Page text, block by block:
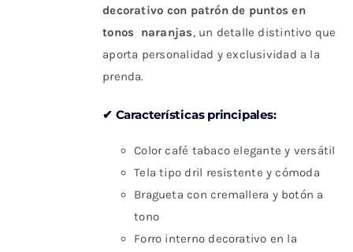
decorativo con patrón de puntos en
tonos naranjas, un detalle distintivo que
aporta personalidad y exclusividad a la
prenda.
✔ Características principales:
Color café tabaco elegante y versátil
Tela tipo dril resistente y cómoda
Bragueta con cremallera y botón a
tono
Forro interno decorativo en la